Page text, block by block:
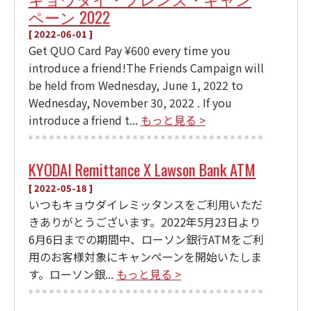
ペーン 2022
[ 2022-06-01 ]
Get QUO Card Pay ¥600 every time you
introduce a friend!The Friends Campaign will
be held from Wednesday, June 1, 2022 to
Wednesday, November 30, 2022 . If you
introduce a friend t... もっと見る >
KYODAI Remittance X Lawson Bank ATM
[ 2022-05-18 ]
いつもキョウダイレミッタンスをご利用いただ
きありがとうございます。2022年5月23日より
6月6日までの期間中、ローソン銀行ATMをご利
用のお客様対象にキャンペーンを開始いたしま
す。ローソン銀... もっと見る >